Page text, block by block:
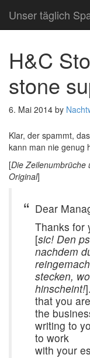
Unser täglich
H&C
stone
6. Mai 2014 by
Klar, der spammt,
kann man nie genug
[Die Zeilenumbrüche
Original]
Dear
Thanks for
[sic! Den
nachdem
stecken,
hinscheint!
that you
the
writing to
to work
with your